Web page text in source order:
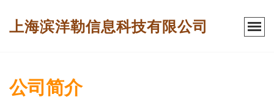
上海滨洋勒信息科技有限公司
公司简介